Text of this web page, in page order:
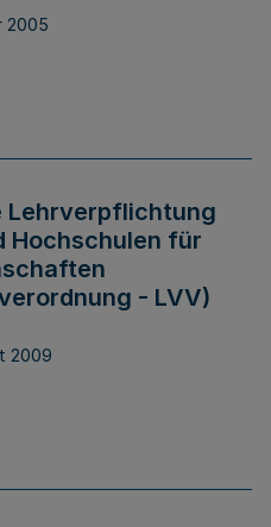
2005
Lehrverpflichtung
Hochschulen für
- LVV)
2009